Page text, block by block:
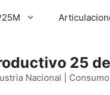
25
Nacional |